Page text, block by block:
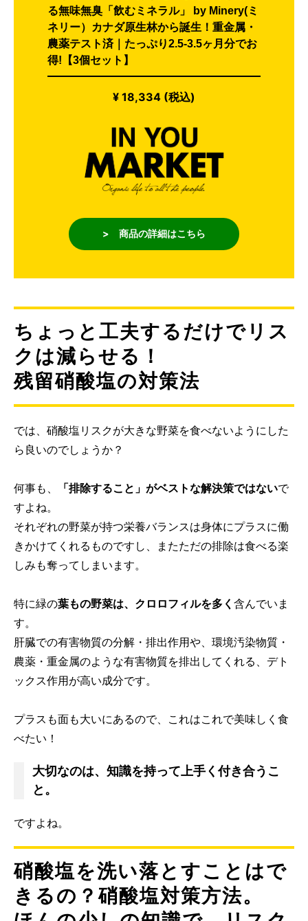
る無味無臭「飲むミネラル」 by Minery(ミ
ネリー）カナダ原生林から誕生！重金属・
農薬テスト済｜たっぷり2.5-3.5ヶ月分でお
得!【3個セット】
¥ 18,334 (税込)
> 商品の詳細はこちら
ちょっと工夫するだけでリス
クは減らせる！
残留硝酸塩の対策法
では、硝酸塩リスクが大きな野菜を食べないようにした
ら良いのでしょうか？
何事も、 「排除すること」がベストな解決策ではないで
すよね。
それぞれの野菜が持つ栄養バランスは身体にプラスに働
きかけてくれるものですし、またただの排除は食べる楽
しみも奪ってしまいます。
特に緑の葉もの野菜は、クロロフィルを多く 含んでいま
す。
肝臓での有害物質の分解・排出作用や、環境汚染物質・
農薬・重金属のような有害物質を排出してくれる、デト
ックス作用が高い成分です。
プラスも面も大いにあるので、これはこれで美味しく食
べたい！
大切なのは、知識を持って上手く付き合うこ
と。
ですよね。
硝酸塩を洗い落とすことはで
きるの？硝酸塩対策方法。